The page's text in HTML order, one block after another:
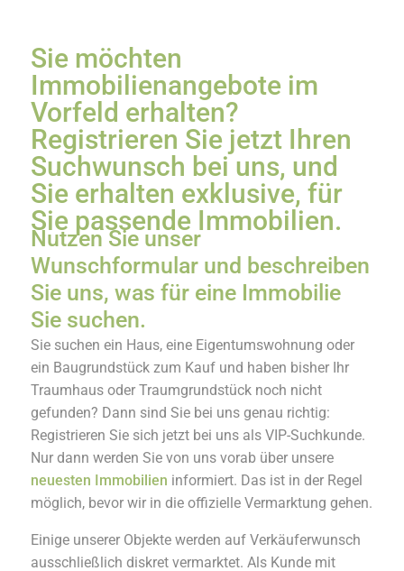
Sie möchten
Immobilienangebote im
Vorfeld erhalten?
Registrieren Sie jetzt Ihren
Suchwunsch bei uns, und
Sie erhalten exklusive, für
Sie passende Immobilien. ​
Nutzen Sie unser
Wunschformular und beschreiben
Sie uns, was für eine Immobilie
Sie suchen.
Sie suchen ein Haus, eine Eigentumswohnung oder
ein Baugrundstück zum Kauf und haben bisher Ihr
Traumhaus oder Traumgrundstück noch nicht
gefunden? Dann sind Sie bei uns genau richtig:
Registrieren Sie sich jetzt bei uns als VIP-Suchkunde.
Nur dann werden Sie von uns vorab über unsere
neuesten Immobilien informiert. Das ist in der Regel
möglich, bevor wir in die offizielle Vermarktung gehen.
Einige unserer Objekte werden auf Verkäuferwunsch
ausschließlich diskret vermarktet. Als Kunde mit